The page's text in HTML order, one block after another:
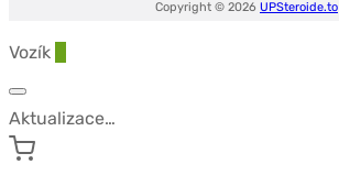
Copyright © 2026 UPSteroide.to
Vozík
Aktualizace…